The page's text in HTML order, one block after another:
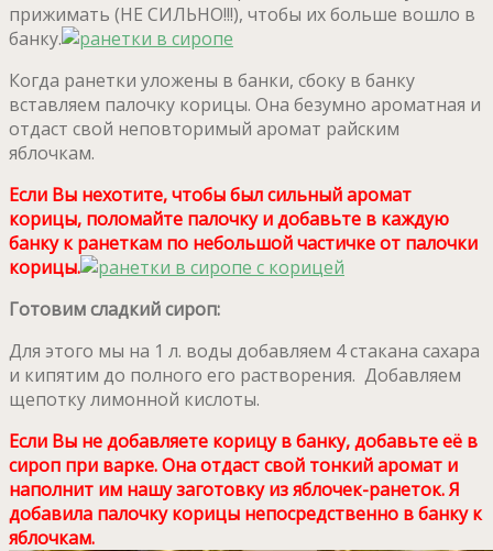
прижимать (НЕ СИЛЬНО!!!), чтобы их больше вошло в
банку.
Когда ранетки уложены в банки, сбоку в банку
вставляем палочку корицы. Она безумно ароматная и
отдаст свой неповторимый аромат райским
яблочкам.
Если Вы нехотите, чтобы был сильный аромат
корицы, поломайте палочку и добавьте в каждую
банку к ранеткам по небольшой частичке от палочки
корицы.
Готовим сладкий сироп:
Для этого мы на 1 л. воды добавляем 4 стакана сахара
и кипятим до полного его растворения. Добавляем
щепотку лимонной кислоты.
Если Вы не добавляете корицу в банку, добавьте её в
сироп при варке. Она отдаст свой тонкий аромат и
наполнит им нашу заготовку из яблочек-ранеток. Я
добавила палочку корицы непосредственно в банку к
яблочкам.